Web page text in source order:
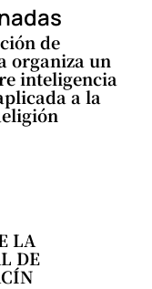
de
organiza un
inteligencia
a la
LA
DE